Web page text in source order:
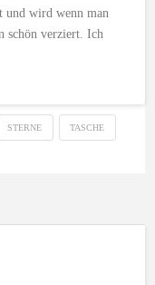
und wird wenn man
schön verziert. Ich
STERNE TASCHE